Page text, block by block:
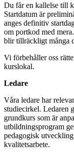
Du får en kallelse till
Startdatum är
anges definitiv
om portkod med
blir tillräckligt många
Vi förbehåller oss
kurslokal.
Ledare
Våra ledare har
studiecirkel. Ledaren
grundkurs som är
utbildningsprogram
pedagogisk
kvalitetsarbete.